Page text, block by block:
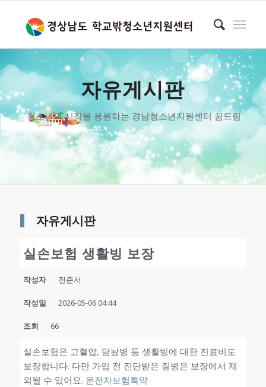
자유게시판
청소년의 시작을 응원하는 경남청소년지원센터 꿈드림
자유게시판
실손보험 생활빙 보장
작성자 전준서
작성일 2026-05-06 04:44
조회 66
실손보험은 고혈압, 당놨병 등 생활빙에 대한 진료비도
보장합니다. 다만 가입 전 진단받은 질병은 보장에서 제
외될 수 있어요. 운전자보험특약